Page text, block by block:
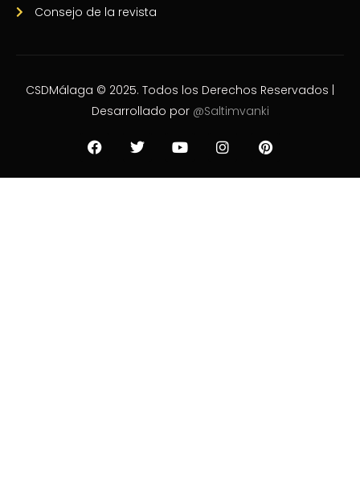
Consejo de la revista
CSDMálaga © 2025. Todos los Derechos Reservados |
Desarrollado por @Saltimvanki